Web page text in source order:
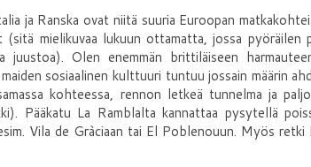
ja Ranska ovat niitä suuria Euroopan
(sitä mielikuvaa lukuun ottamatta, jossa pyöräilen
juustoa). Olen enemmän brittiläiseen
sosiaalinen kulttuuri tuntuu jossain määrin
kohteessa, rennon letkeä tunnelma ja
Pääkatu La Ramblalta kannattaa pysytellä
Vila de Gràciaan tai El Poblenouun. Myös